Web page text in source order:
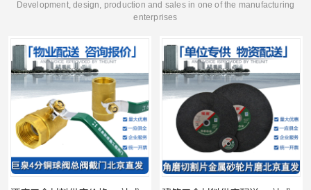
Development, design, production and sales in one of the manufacturing
enterprises